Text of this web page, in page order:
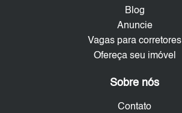
Blog
Anuncie
Vagas para corretores
Ofereça seu imóvel
Sobre nós
Contato